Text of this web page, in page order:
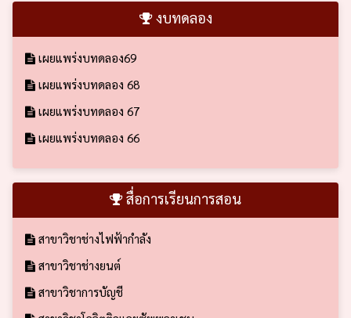
งบทดลอง
เผยแพร่งบทดลอง69
เผยแพร่งบทดลอง 68
เผยแพร่งบทดลอง 67
เผยแพร่งบทดลอง 66
สื่อการเรียนการสอน
สาขาวิชาช่างไฟฟ้ากำลัง
สาขาวิชาช่างยนต์
สาขาวิชาการบัญชี